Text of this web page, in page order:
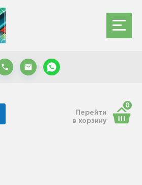
Перейти
в корзину
0